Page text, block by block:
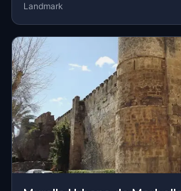
Landmark